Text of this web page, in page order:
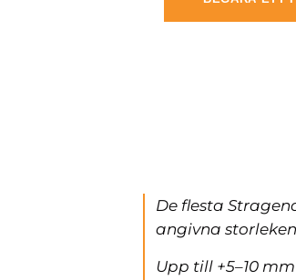
De flesta
angivna
Upp till +5–10